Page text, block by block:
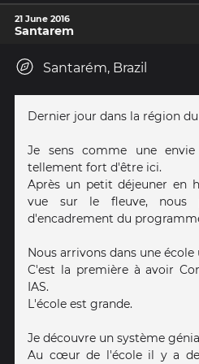
21 June 2016
Santarem
Santarém, Brazil
Dernier jour dans la région du
Je sens comme une
tellement fort d'être ici.
Après un petit déjeuner en
vue sur le fleuve, nous
d'encadrement du
Nous arrivons dans une
C'est la première à avoir
IAS.
L'école est grande.
Je découvre un système
Au cœur de l'école il y a